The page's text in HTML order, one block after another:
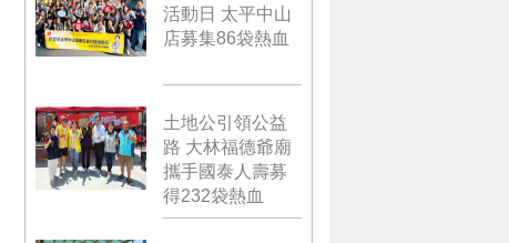
活動日 太平中山
店募集86袋熱血
土地公引領公益
路 大林福德爺廟
攜手國泰人壽募
得232袋熱血